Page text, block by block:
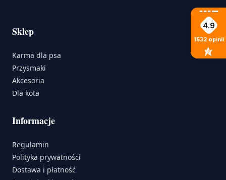
Sklep
Karma dla psa
Przysmaki
Akcesoria
Dla kota
Informacje
Regulamin
Polityka prywatności
Dostawa i płatność
4.9
1532 opinii